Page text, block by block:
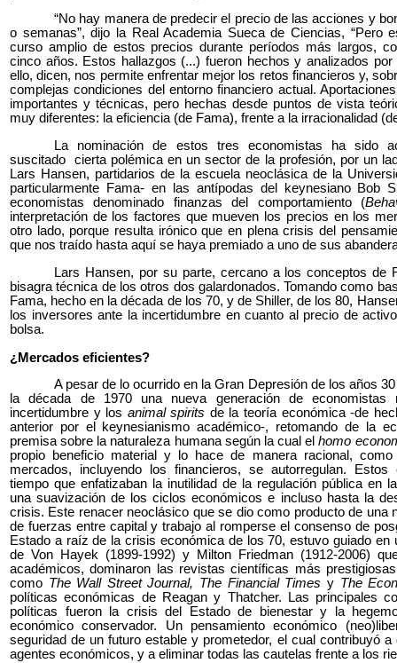
“No hay manera de predecir el precio de las acciones y
o semanas”, dijo la Real Academia Sueca de Ciencias, “Pero
curso amplio de estos precios durante períodos más largos,
cinco años. Estos hallazgos (...) fueron hechos y analizados por
ello, dicen, nos permite enfrentar mejor los retos financieros y,
complejas condiciones del entorno financiero actual.
importantes y técnicas, pero hechas desde puntos de vista
muy diferentes: la eficiencia (de Fama), frente a la irracionalidad
La nominación de estos tres economistas ha sido
suscitado cierta polémica en un sector de la profesión, por un
Lars Hansen, partidarios de la escuela neoclásica de la
particularmente Fama- en las antípodas del keynesiano Bob
economistas denominado finanzas del comportamiento (
interpretación de los factores que mueven los precios en los
otro lado, porque resulta irónico que en plena crisis del
que nos traído hasta aquí se haya premiado a uno de sus
Lars Hansen, por su parte, cercano a los conceptos de
bisagra técnica de los otros dos galardonados. Tomando como
Fama, hecho en la década de los 70, y de Shiller, de los 80,
los inversores ante la incertidumbre en cuanto al precio de
bolsa.
¿Mercados eficientes?
A pesar de lo ocurrido en la Gran Depresión de los años
la década de 1970 una nueva generación de economistas
incertidumbre y los animal spirits de la teoría económica -de
anterior por el keynesianismo académico-, retomando de la
premisa sobre la naturaleza humana según la cual elhomo
propio beneficio material y lo hace de manera racional,
mercados, incluyendo los financieros, se autorregulan.
tiempo que enfatizaban la inutilidad de la regulación pública en
una suavización de los ciclos económicos e incluso hasta la
crisis. Este renacer neoclásico que se dio como producto de una
de fuerzas entre capital y trabajo al romperse el consenso de
Estado a raíz de la crisis económica de los 70, estuvo guiado en
de Von Hayek (1899-1992) y Milton Friedman (1912-2006)
académicos, dominaron las revistas científicas más
como The Wall Street Journal, The Financial Times y The
políticas económicas de Reagan y Thatcher. Las principales
políticas fueron la crisis del Estado de bienestar y la
económico conservador. Un pensamiento económico
seguridad de un futuro estable y prometedor, el cual contribuyó
agentes económicos, y a eliminar todas las cautelas frente a los